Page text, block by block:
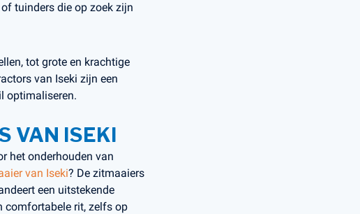
tuinders die op zoek zijn
tot grote en krachtige
van Iseki zijn een
optimaliseren.
VAN ISEKI
het onderhouden van
van Iseki? De zitmaaiers
een uitstekende
comfortabele rit, zelfs op